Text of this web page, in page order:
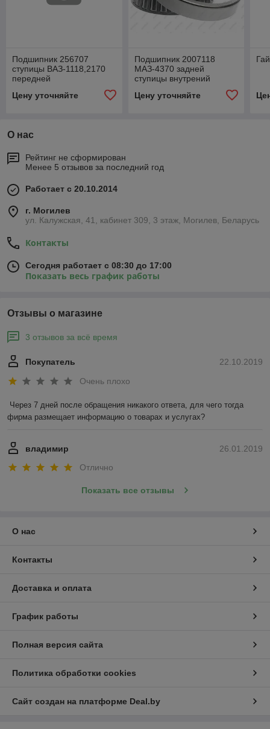
Подшипник 256707
ступицы ВАЗ-1118,2170
передней
Цену уточняйте
Подшипник 2007118
МАЗ-4370 задней
ступицы внутрений
Цену уточняйте
О нас
Рейтинг не сформирован
Менее 5 отзывов за последний год
Работает с 20.10.2014
г. Могилев
ул. Калужская, 41, кабинет 309, 3 этаж, Могилев, Беларусь
Контакты
Сегодня работает с 08:30 до 17:00
Показать весь график работы
Отзывы о магазине
3 отзывов за всё время
22.10.2019
Покупатель
Очень плохо
Через 7 дней после обращения никакого ответа, для чего тогда
фирма размещает информацию о товарах и услугах?
26.01.2019
владимир
Отлично
Показать все отзывы
О нас
Контакты
Доставка и оплата
График работы
Полная версия сайта
Политика обработки cookies
Сайт создан на платформе Deal.by